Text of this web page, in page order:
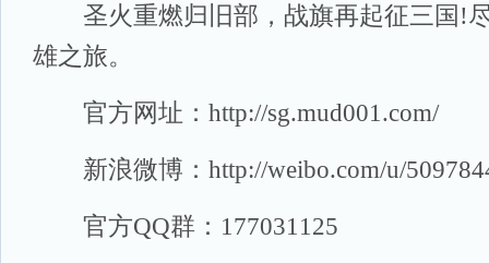
圣火重燃归旧部，战旗再起征三国!
雄之旅。
官方网址：http://sg.mud001.com/
新浪微博：http://weibo.com/u/
官方QQ群：177031125